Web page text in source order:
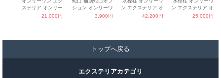
トップへ戻る
エクステリアカテゴリ